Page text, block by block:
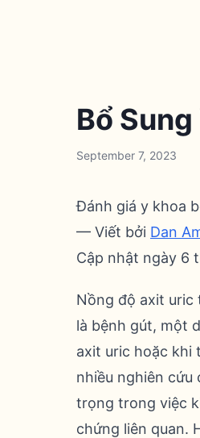
Bổ
September 7, 2023
Đánh giá y khoa
— Viết bởi Dan
Cập nhật ngày 6
Nồng độ axit uric
là bệnh gút, một
axit uric hoặc khi
nhiều nghiên
trọng trong việc
chứng liên quan.